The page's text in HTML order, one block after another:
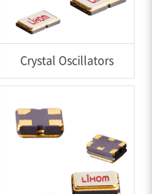
Crystal Oscillators